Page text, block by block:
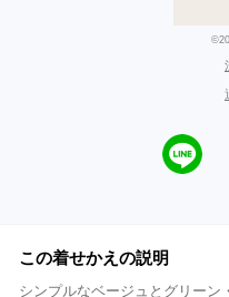
この着せかえの説明
シンプルなベージュとグリーン